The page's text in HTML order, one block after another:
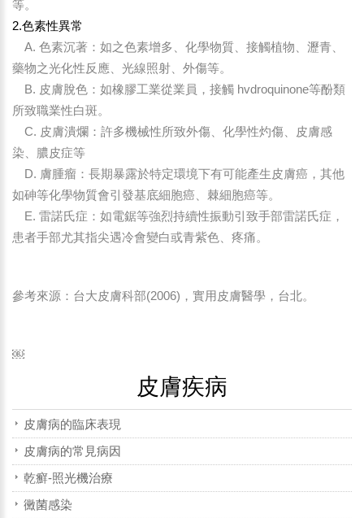
等。
2.色素性異常
A. 色素沉著：如之色素增多、化學物質、接觸植物、瀝青、
藥物之光化性反應、光線照射、外傷等。
B. 皮膚脫色：如橡膠工業從業員，接觸 hvdroquinone等酚類
所致職業性白斑。
C. 皮膚潰爛：許多機械性所致外傷、化學性灼傷、皮膚感
染、膿皮症等
D. 膚腫瘤：長期暴露於特定環境下有可能產生皮膚癌，其他
如砷等化學物質會引發基底細胞癌、棘細胞癌等。
E. 雷諾氏症：如電鋸等強烈持續性振動引致手部雷諾氏症，
患者手部尤其指尖遇冷會變白或青紫色、疼痛。
參考來源：台大皮膚科部(2006)，實用皮膚醫學，台北。
￼
皮膚疾病
皮膚病的臨床表現
皮膚病的常見病因
乾癬-照光機治療
黴菌感染